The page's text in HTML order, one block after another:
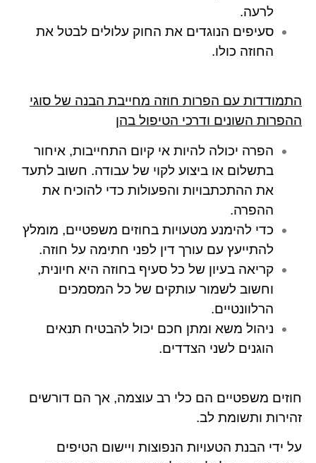
לרעה.
סעיפים הנוגדים את החוק עלולים לבטל את
החוזה כולו.
התמודדות עם הפרות חוזה מחייבת הבנה של סוגי
ההפרות השונים ודרכי הטיפול בהן
הפרה יכולה להיות אי קיום התחייבות, איחור
בתשלום או ביצוע לקוי של עבודה. חשוב לתעד
את ההתכתבויות והפעולות כדי להוכיח את
ההפרה.
כדי להימנע מטעויות בחוזים משפטיים, מומלץ
להתייעץ עם עורך דין לפני חתימה על חוזה.
קריאה בעיון של כל סעיף בחוזה היא חיונית,
וחשוב לשמור עותקים של כל המסמכים
הרלוונטיים.
ניהול משא ומתן חכם יכול להבטיח תנאים
הוגנים לשני הצדדים.
חוזים משפטיים הם כלי רב עוצמה, אך הם דורשים
זהירות ותשומת לב.
על ידי הבנת הטעויות הנפוצות ויישום הטיפים